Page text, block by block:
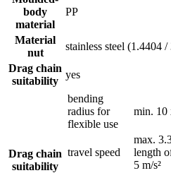
body
material
PP
Material
nut
stainless steel (1.4404
Drag chain
suitability
yes
Drag chain
suitability
bending
radius for
flexible use
min. 10
travel speed
max.
length
5 m/s²